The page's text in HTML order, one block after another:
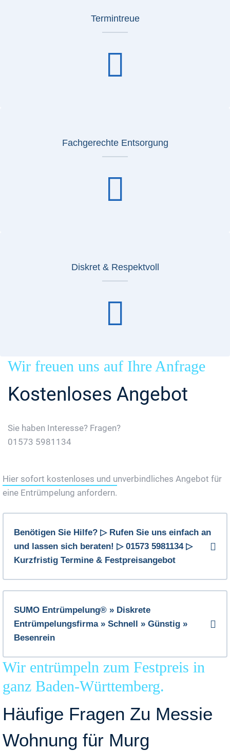
Termintreue
Fachgerechte Entsorgung
Diskret & Respektvoll
Wir freuen uns auf Ihre Anfrage
Kostenloses Angebot
Sie haben Interesse? Fragen?
01573 5981134
Hier sofort kostenloses und unverbindliches Angebot für
eine Entrümpelung anfordern.
Benötigen Sie Hilfe? ▷ Rufen Sie uns einfach an
und lassen sich beraten! ▷ 01573 5981134 ▷
Kurzfristig Termine & Festpreisangebot
SUMO Entrümpelung® » Diskrete
Entrümpelungsfirma » Schnell » Günstig »
Besenrein
Wir entrümpeln zum Festpreis in
ganz Baden-Württemberg.
Häufige Fragen Zu Messie
Wohnung für Murg